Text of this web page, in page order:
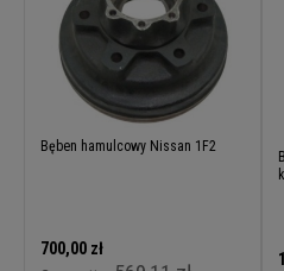
Bęben hamulcowy Nissan 1F2
700,00 zł